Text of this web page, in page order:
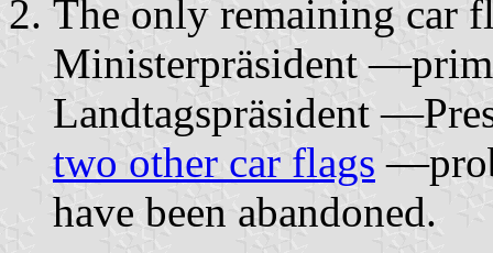
The only remaining car
Ministerpräsident
Landtagspräsident
two other car flags
have been abandoned.